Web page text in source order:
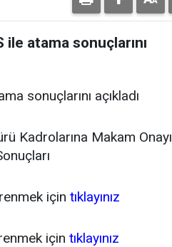
atama sonuçlarını
sonuçlarını açıkladı
Kadrolarına Makam Onayı
için tıklayınız
için tıklayınız